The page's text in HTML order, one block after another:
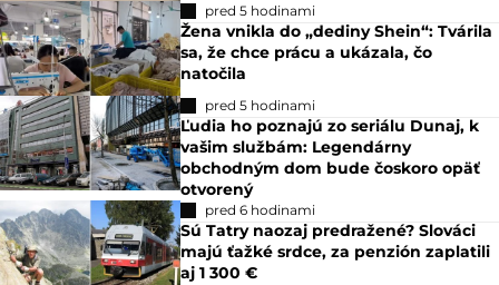
pred 5 hodinami
Žena vnikla do „dediny Shein“: Tvárila
sa, že chce prácu a ukázala, čo
natočila
pred 5 hodinami
Ľudia ho poznajú zo seriálu Dunaj, k
vašim službám: Legendárny
obchodným dom bude čoskoro opäť
otvorený
pred 6 hodinami
Sú Tatry naozaj predražené? Slováci
majú ťažké srdce, za penzión zaplatili
aj 1 300 €